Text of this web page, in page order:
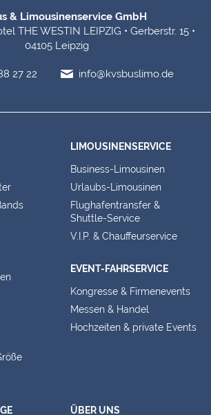
& Limousinenservice GmbH
THE WESTIN LEIPZIG • Gerberstr. 15 •
04105 Leipzig
27 22 info@kvsbuslimo.de
LIMOUSINENSERVICE
Business-Limousinen
Urlaubs-Limousinen
Flughafentransfer &
Shuttle-Service
V.I.P. & Chauffeurservice
EVENT-FAHRSERVICE
Kongresse & Firmenevents
Messen & Handel
Hochzeiten & private Events
ÜBER UNS